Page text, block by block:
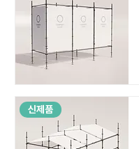
신제품